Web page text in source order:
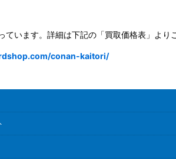
ています。詳細は下記の「買取価格表」より
conan-kaitori/